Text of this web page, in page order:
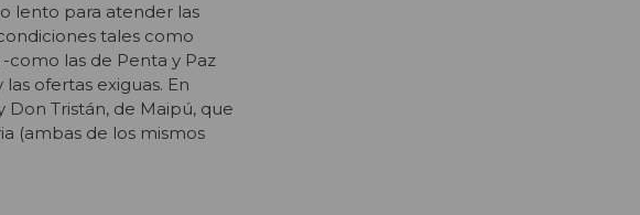
lento para atender las
tales como
como las de Penta y Paz
ofertas exiguas. En
Tristán, de Maipú, que
(ambas de los mismos